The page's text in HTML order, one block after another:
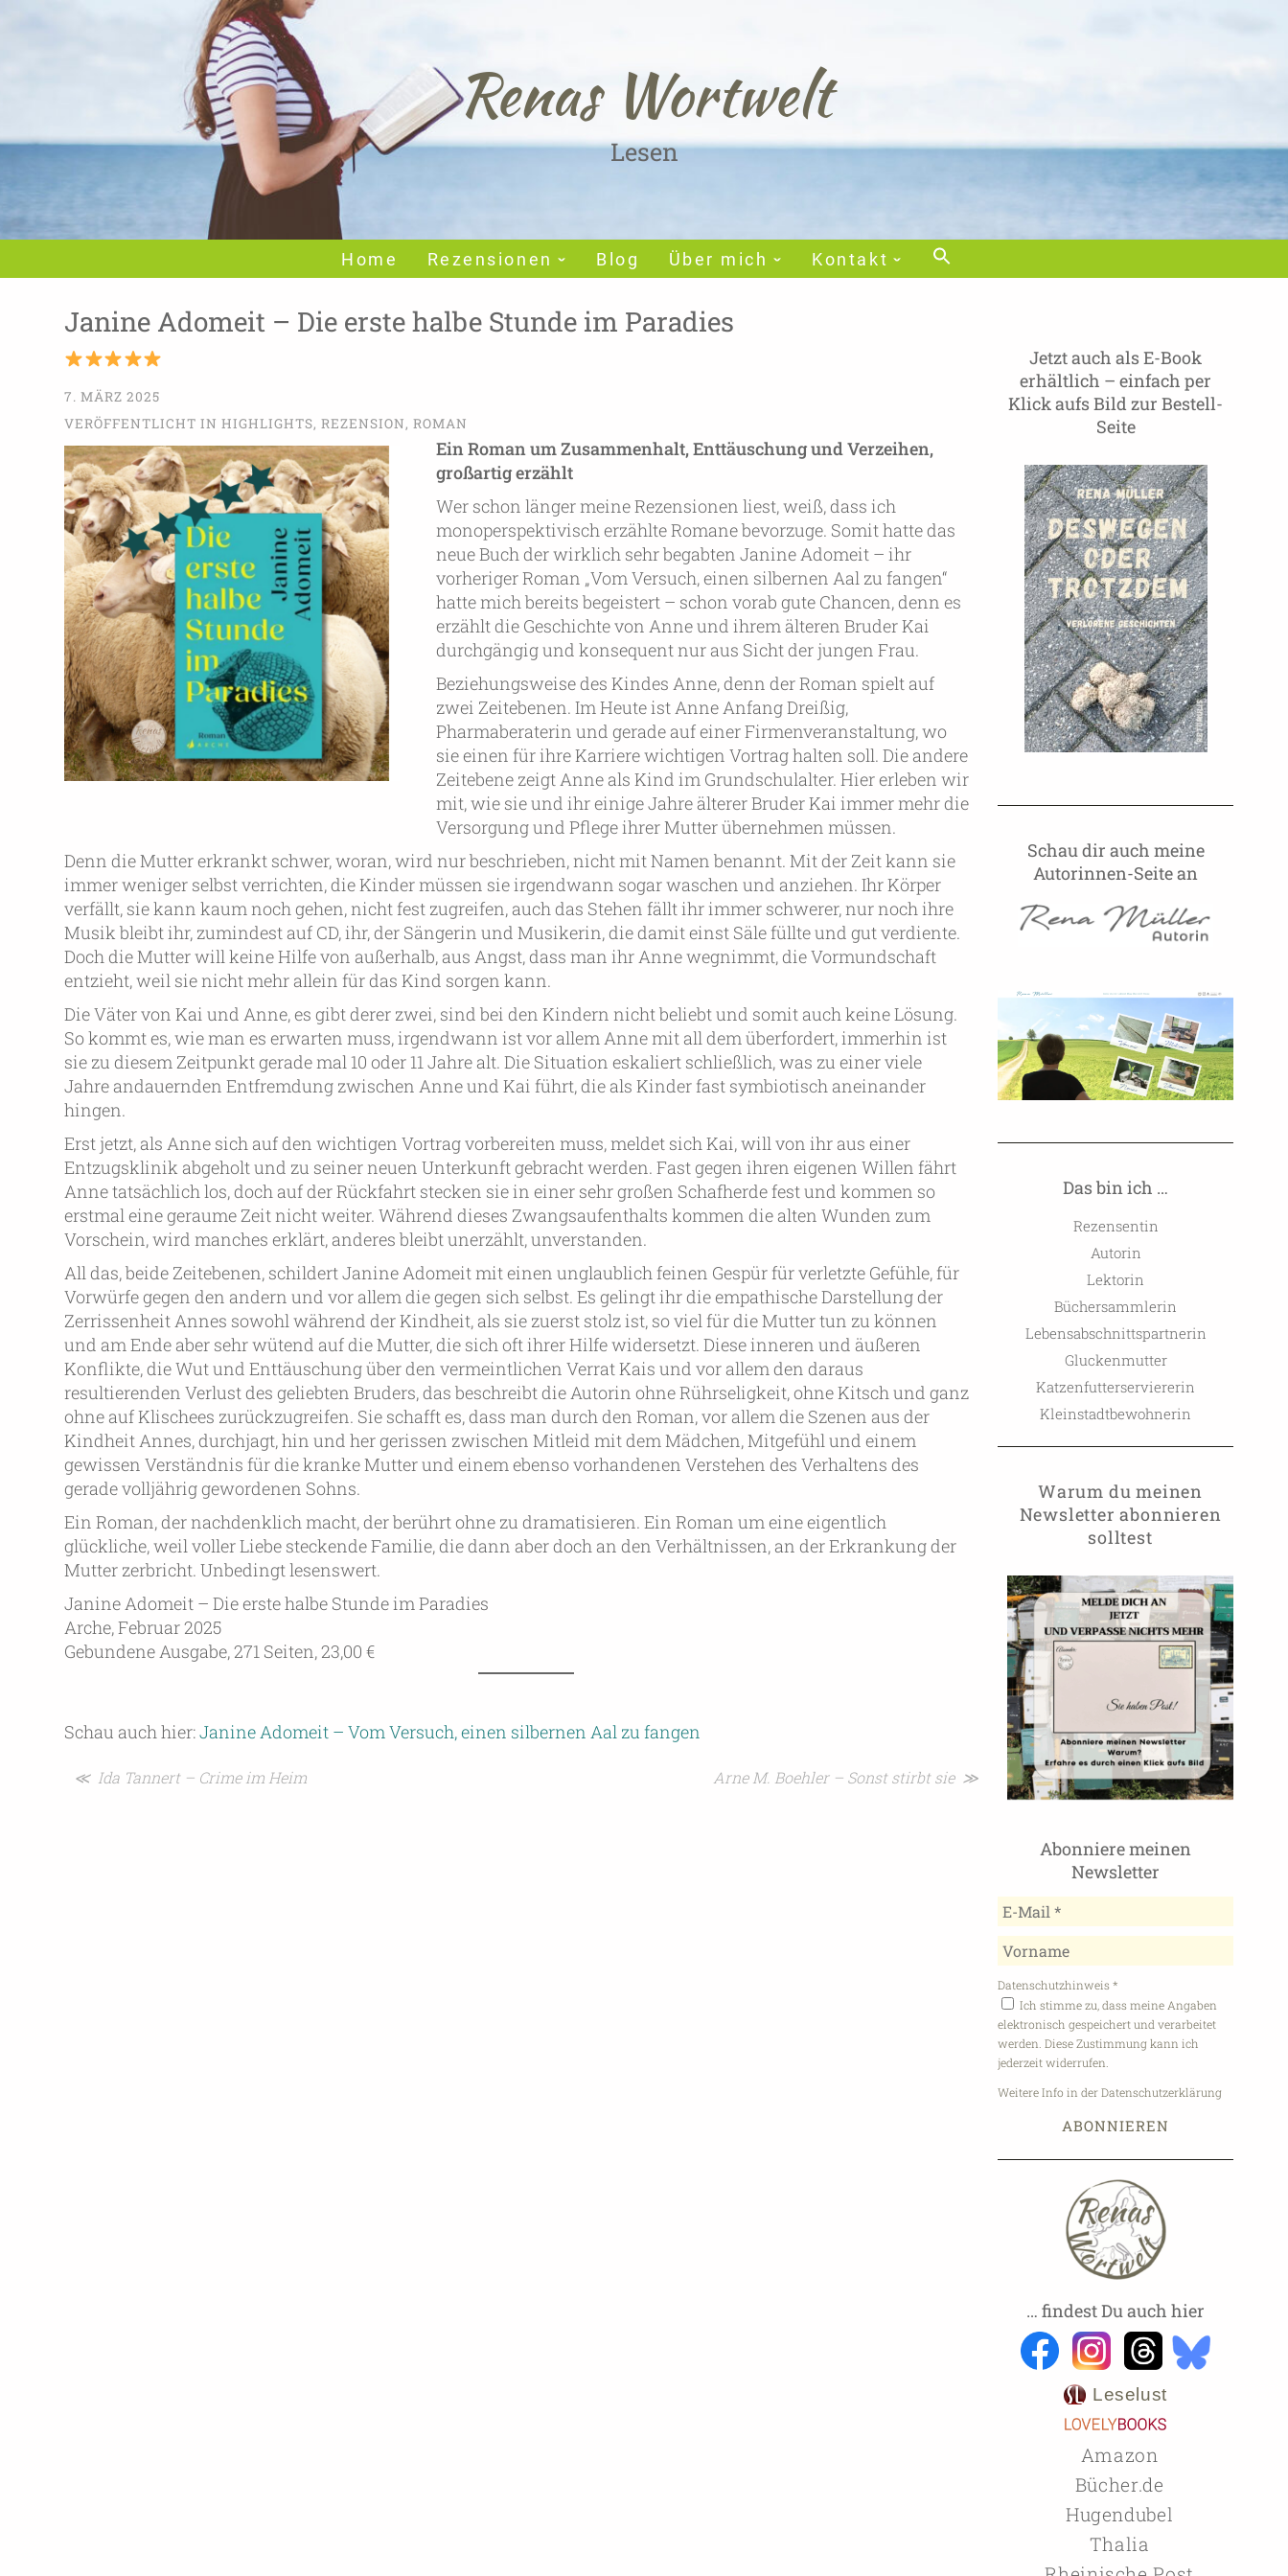
Home Rezensionen Blog Über mich Kontakt
Renas Wortwelt
Lesen
Janine Adomeit – Die erste halbe Stunde im Paradies
7. MÄRZ 2025
VERÖFFENTLICHT IN HIGHLIGHTS, REZENSION, ROMAN
Ein Roman um Zusammenhalt, Enttäuschung und Verzeihen,
großartig erzählt
Wer schon länger meine Rezensionen liest, weiß, dass ich
monoperspektivisch erzählte Romane bevorzuge. Somit hatte das
neue Buch der wirklich sehr begabten Janine Adomeit – ihr
vorheriger Roman „Vom Versuch, einen silbernen Aal zu fangen“
hatte mich bereits begeistert – schon vorab gute Chancen, denn es
erzählt die Geschichte von Anne und ihrem älteren Bruder Kai
durchgängig und konsequent nur aus Sicht der jungen Frau.
Beziehungsweise des Kindes Anne, denn der Roman spielt auf
zwei Zeitebenen. Im Heute ist Anne Anfang Dreißig,
Pharmaberaterin und gerade auf einer Firmenveranstaltung, wo
sie einen für ihre Karriere wichtigen Vortrag halten soll. Die andere
Zeitebene zeigt Anne als Kind im Grundschulalter. Hier erleben wir
mit, wie sie und ihr einige Jahre älterer Bruder Kai immer mehr die
Versorgung und Pflege ihrer Mutter übernehmen müssen.
Denn die Mutter erkrankt schwer, woran, wird nur beschrieben, nicht mit Namen benannt. Mit der Zeit kann sie
immer weniger selbst verrichten, die Kinder müssen sie irgendwann sogar waschen und anziehen. Ihr Körper
verfällt, sie kann kaum noch gehen, nicht fest zugreifen, auch das Stehen fällt ihr immer schwerer, nur noch ihre
Musik bleibt ihr, zumindest auf CD, ihr, der Sängerin und Musikerin, die damit einst Säle füllte und gut verdiente.
Doch die Mutter will keine Hilfe von außerhalb, aus Angst, dass man ihr Anne wegnimmt, die Vormundschaft
entzieht, weil sie nicht mehr allein für das Kind sorgen kann.
Die Väter von Kai und Anne, es gibt derer zwei, sind bei den Kindern nicht beliebt und somit auch keine Lösung.
So kommt es, wie man es erwarten muss, irgendwann ist vor allem Anne mit all dem überfordert, immerhin ist
sie zu diesem Zeitpunkt gerade mal 10 oder 11 Jahre alt. Die Situation eskaliert schließlich, was zu einer viele
Jahre andauernden Entfremdung zwischen Anne und Kai führt, die als Kinder fast symbiotisch aneinander
hingen.
Erst jetzt, als Anne sich auf den wichtigen Vortrag vorbereiten muss, meldet sich Kai, will von ihr aus einer
Entzugsklinik abgeholt und zu seiner neuen Unterkunft gebracht werden. Fast gegen ihren eigenen Willen fährt
Anne tatsächlich los, doch auf der Rückfahrt stecken sie in einer sehr großen Schafherde fest und kommen so
erstmal eine geraume Zeit nicht weiter. Während dieses Zwangsaufenthalts kommen die alten Wunden zum
Vorschein, wird manches erklärt, anderes bleibt unerzählt, unverstanden.
All das, beide Zeitebenen, schildert Janine Adomeit mit einen unglaublich feinen Gespür für verletzte Gefühle, für
Vorwürfe gegen den andern und vor allem die gegen sich selbst. Es gelingt ihr die empathische Darstellung der
Zerrissenheit Annes sowohl während der Kindheit, als sie zuerst stolz ist, so viel für die Mutter tun zu können
und am Ende aber sehr wütend auf die Mutter, die sich oft ihrer Hilfe widersetzt. Diese inneren und äußeren
Konflikte, die Wut und Enttäuschung über den vermeintlichen Verrat Kais und vor allem den daraus
resultierenden Verlust des geliebten Bruders, das beschreibt die Autorin ohne Rührseligkeit, ohne Kitsch und ganz
ohne auf Klischees zurückzugreifen. Sie schafft es, dass man durch den Roman, vor allem die Szenen aus der
Kindheit Annes, durchjagt, hin und her gerissen zwischen Mitleid mit dem Mädchen, Mitgefühl und einem
gewissen Verständnis für die kranke Mutter und einem ebenso vorhandenen Verstehen des Verhaltens des
gerade volljährig gewordenen Sohns.
Ein Roman, der nachdenklich macht, der berührt ohne zu dramatisieren. Ein Roman um eine eigentlich
glückliche, weil voller Liebe steckende Familie, die dann aber doch an den Verhältnissen, an der Erkrankung der
Mutter zerbricht. Unbedingt lesenswert.
Janine Adomeit – Die erste halbe Stunde im Paradies
Arche, Februar 2025
Gebundene Ausgabe, 271 Seiten, 23,00 €
Schau auch hier:Janine Adomeit – Vom Versuch, einen silbernen Aal zu fangen
Beitragsnavigation
≪ Ida Tannert – Crime im Heim Arne M. Boehler – Sonst stirbt sie ≫
Jetzt auch als E-Book
erhältlich – einfach per
Klick aufs Bild zur Bestell-
Seite
Schau dir auch meine
Autorinnen-Seite an
Das bin ich …
Rezensentin
Autorin
Lektorin
Büchersammlerin
Lebensabschnittspartnerin
Gluckenmutter
Katzenfutterserviererin
Kleinstadtbewohnerin
Warum du meinen
Newsletter abonnieren
solltest
Abonniere meinen
Newsletter
Datenschutzhinweis*
Ich stimme zu, dass meine Angaben
elektronisch gespeichert und verarbeitet
werden. Diese Zustimmung kann ich
jederzeit widerrufen.
Weitere Info in der Datenschutzerklärung
… findest Du auch hier
Leselust
Amazon
Bücher.de
Hugendubel
Thalia